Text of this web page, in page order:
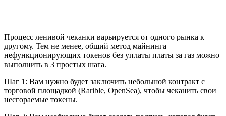
Процесс ленивой чеканки варьируется от одного рынка к
другому. Тем не менее, общий метод майнинга
нефункционирующих токенов без уплаты платы за газ можно
выполнить в 3 простых шага.
Шаг 1: Вам нужно будет заключить небольшой контракт с
торговой площадкой (Rarible, OpenSea), чтобы чеканить свои
несгораемые токены.